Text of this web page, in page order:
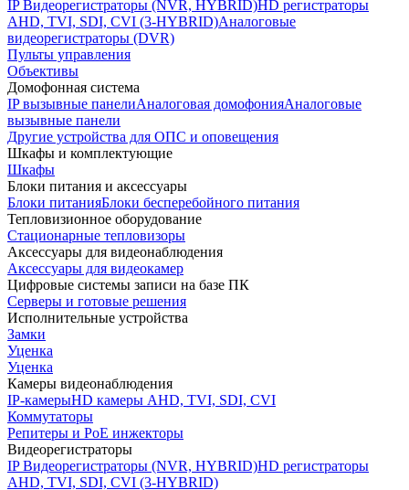
IP Видеорегистраторы (NVR, HYBRID)HD регистраторы
AHD, TVI, SDI, CVI (3-HYBRID)Аналоговые
видеорегистраторы (DVR)
Пульты управления
Объективы
Домофонная система
IP вызывные панелиАналоговая домофонияАналоговые
вызывные панели
Другие устройства для ОПС и оповещения
Шкафы и комплектующие
Шкафы
Блоки питания и аксессуары
Блоки питанияБлоки бесперебойного питания
Тепловизионное оборудование
Стационарные тепловизоры
Аксессуары для видеонаблюдения
Аксессуары для видеокамер
Цифровые системы записи на базе ПК
Серверы и готовые решения
Исполнительные устройства
Замки
Уценка
Уценка
Камеры видеонаблюдения
IP-камерыHD камеры AHD, TVI, SDI, CVI
Коммутаторы
Репитеры и PoE инжекторы
Видеорегистраторы
IP Видеорегистраторы (NVR, HYBRID)HD регистраторы
AHD, TVI, SDI, CVI (3-HYBRID)